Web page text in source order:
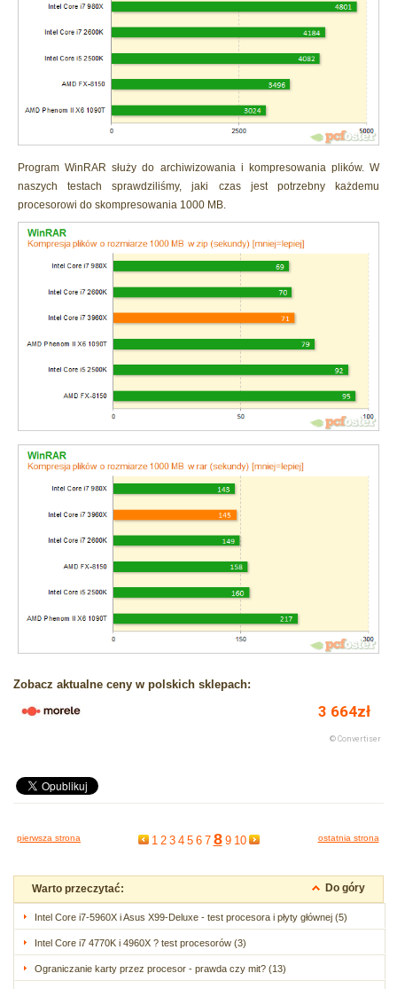
Program WinRAR służy do archiwizowania i kompresowania plików. W
naszych testach sprawdziliśmy, jaki czas jest potrzebny każdemu
procesorowi do skompresowania 1000 MB.
Zobacz aktualne ceny w polskich sklepach:
pierwsza strona 1 2 3 4 5 6 7 8 9 10 ostatnia strona
Warto przeczytać: Do góry
Intel Core i7-5960X i Asus X99-Deluxe - test procesora i płyty głównej (5)
Intel Core i7 4770K i 4960X ? test procesorów (3)
Ograniczanie karty przez procesor - prawda czy mit? (13)